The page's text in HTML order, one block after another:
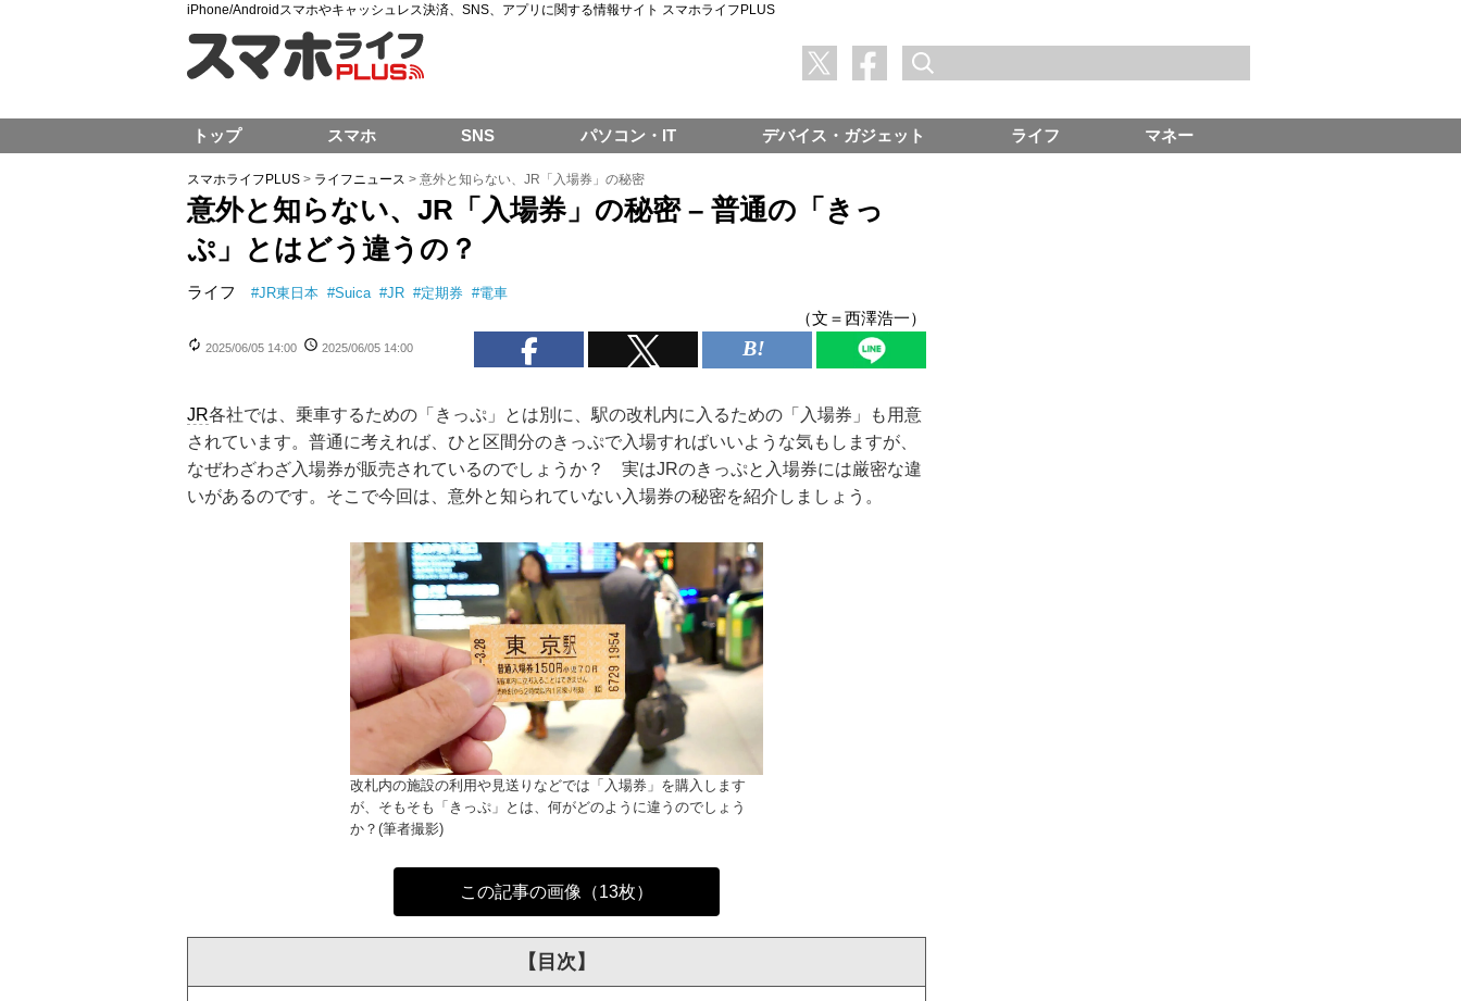
iPhone/Androidスマホやキャッシュレス決済、SNS、アプリに関する情報サイト スマホライフPLUS
スマホライフPLUS > ライフニュース > 意外と知らない、JR「入場券」の秘密
意外と知らない、JR「入場券」の秘密 – 普通の「きっ
ぷ」とはどう違うの？
ライフ #JR東日本 #Suica #JR #定期券 #電車
（文＝西澤浩一）
2025/06/05 14:00 2025/06/05 14:00
JR各社では、乗車するための「きっぷ」とは別に、駅の改札内に入るための「入場券」も用意
されています。普通に考えれば、ひと区間分のきっぷで入場すればいいような気もしますが、
なぜわざわざ入場券が販売されているのでしょうか？ 実はJRのきっぷと入場券には厳密な違
いがあるのです。そこで今回は、意外と知られていない入場券の秘密を紹介しましょう。
改札内の施設の利用や見送りなどでは「入場券」を購入します
が、そもそも「きっぷ」とは、何がどのように違うのでしょう
か？(筆者撮影)
この記事の画像（13枚）
【目次】
トップ スマホ SNS パソコン・IT デバイス・ガジェット ライフ マネー